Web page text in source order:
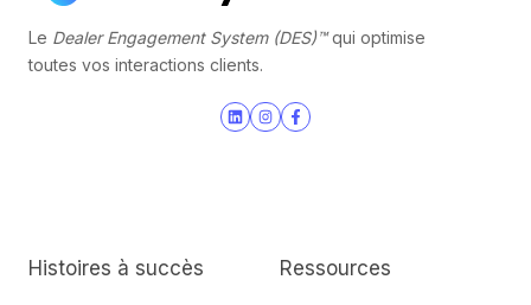
Le Dealer Engagement System (DES)™qui optimise
toutes vos interactions clients.
JoinBrowse
Histoires à succès Ressources